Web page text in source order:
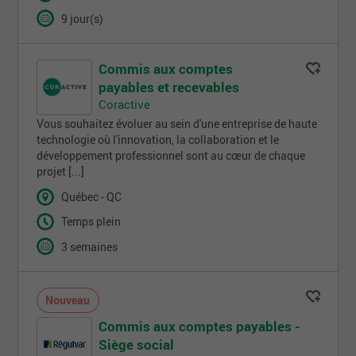
9 jour(s)
Commis aux comptes
payables et recevables
Coractive
Vous souhaitez évoluer au sein d'une entreprise de haute
technologie où l'innovation, la collaboration et le
développement professionnel sont au cœur de chaque
projet [...]
Québec - QC
Temps plein
3 semaines
Nouveau
Commis aux comptes payables -
Siège social